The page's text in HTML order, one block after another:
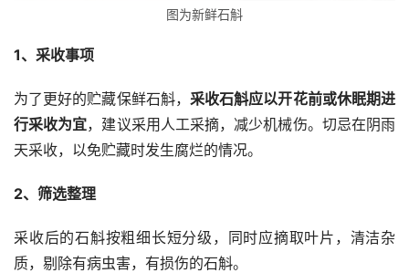
图为新鲜石斛
1、采收事项
为了更好的贮藏保鲜石斛， 采收石斛应以开花前或休眠期进
行采收为宜，建议采用人工采摘，减少机械伤。切忌在阴雨
天采收，以免贮藏时发生腐烂的情况。
2、筛选整理
采收后的石斛按粗细长短分级，同时应摘取叶片，清洁杂
质，剔除有病虫害，有损伤的石斛。